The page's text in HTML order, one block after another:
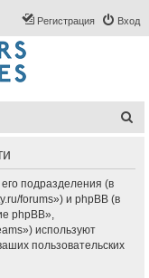
Вход
Регистрация
подразделения (в
forums») и phpBB (в
phpBB»,
используют
пользовательских